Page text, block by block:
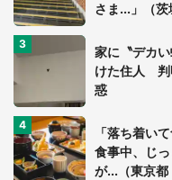
さま...」（茨
家に〝デカ
けた住人 判
惑
「落ち着い
食事中、じ
が...（東京都